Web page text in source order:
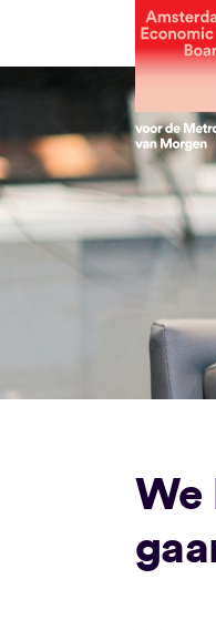
We